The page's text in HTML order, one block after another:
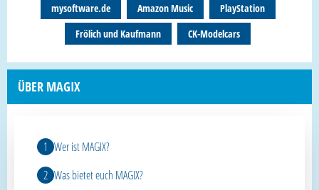
mysoftware.de
Amazon Music
PlayStation
Frölich und Kaufmann
CK-Modelcars
ÜBER MAGIX
Wer ist MAGIX?
Was bietet euch MAGIX?